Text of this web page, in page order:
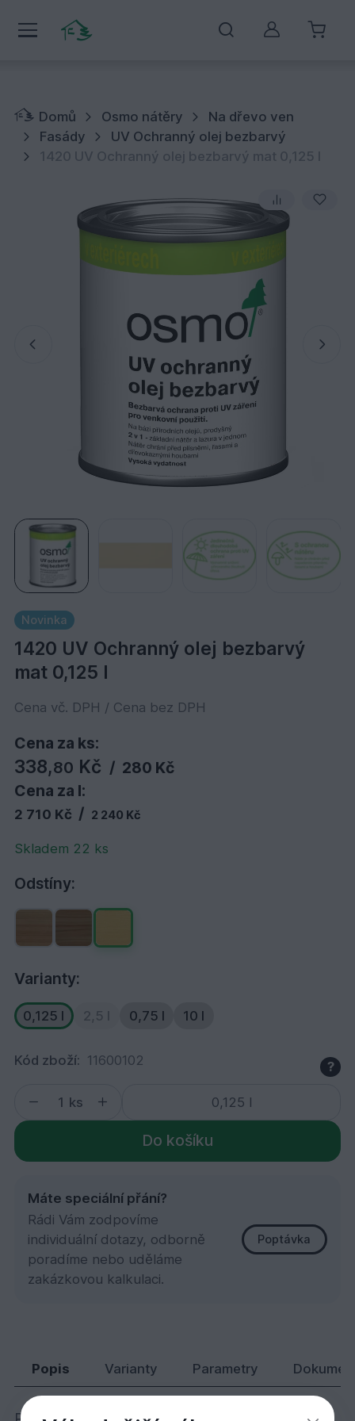
Můj účet
Domů Osmo nátěry
Na dřevo ven
Fasády
UV Ochranný olej bezbarvý
1420 UV Ochranný olej bezbarvý mat 0,125 l
Novinka
1420 UV Ochranný olej bezbarvý
mat 0,125 l
Cena vč. DPH / Cena bez DPH
Cena za ks:
338,80 Kč / 280 Kč
Cena za l:
2 710 Kč / 2 240 Kč
Skladem 22 ks
Odstíny:
Varianty:
0,125 l 2,5 l 0,75 l 10 l
Kód zboží: 11600102 ?
ks
Do košíku
Máte speciální přání?
Rádi Vám zodpovíme
individuální dotazy, odborně
poradíme nebo uděláme
zakázkovou kalkulaci.
Poptávka
Popis Varianty Parametry